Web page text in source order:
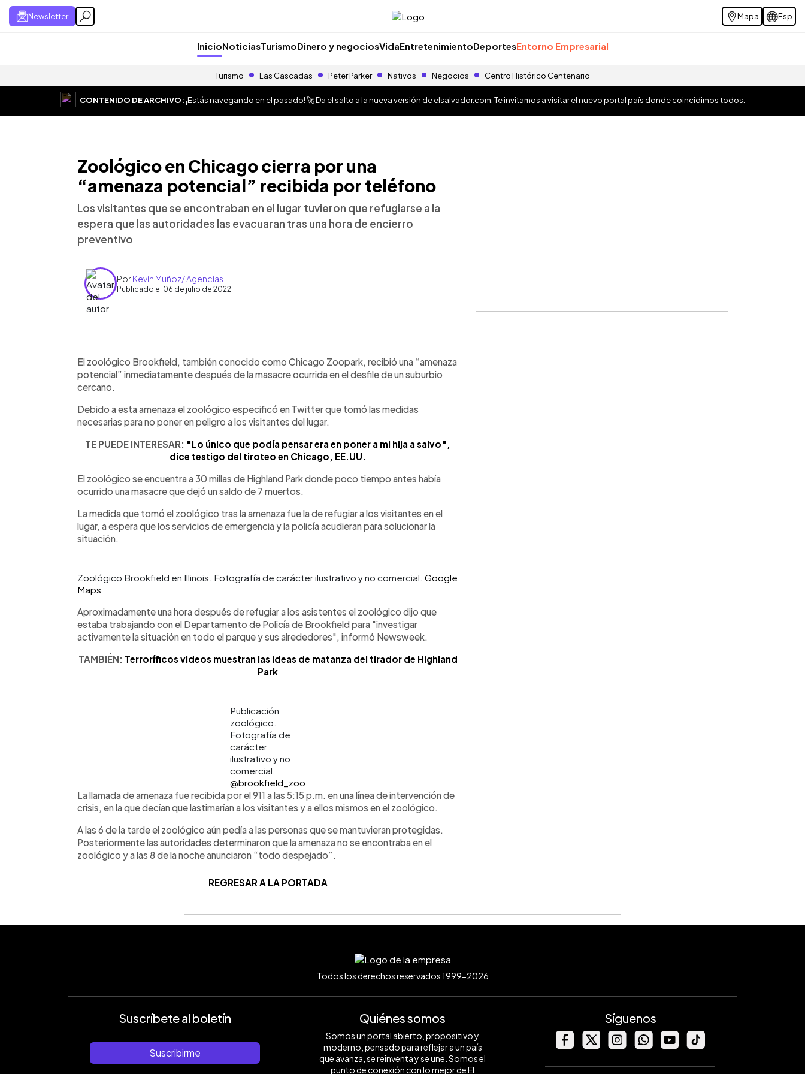
Newsletter Mapa Esp
InicioNoticiasTurismoDinero y negociosVidaEntretenimientoDeportesEntorno Empresarial
Turismo Las Cascadas Peter Parker Nativos Negocios Centro Histórico Centenario
CONTENIDO DE ARCHIVO:¡Estás navegando en el pasado! 🚀 Da el salto a la nueva versión deelsalvador.com . Te invitamos a visitar el nuevo portal país donde coincidimos todos.
Zoológico en Chicago cierra por una
“amenaza potencial” recibida por teléfono
Los visitantes que se encontraban en el lugar tuvieron que refugiarse a la
espera que las autoridades las evacuaran tras una hora de encierro
preventivo
PorKevin Muñoz/ Agencias
Publicado el 06 de julio de 2022
► Escuchar artículo
El zoológico Brookfield, también conocido como Chicago Zoopark, recibió una “amenaza
potencial” inmediatamente después de la masacre ocurrida en el desfile de un suburbio
cercano.
Debido a esta amenaza el zoológico especificó en Twitter que tomó las medidas
necesarias para no poner en peligro a los visitantes del lugar.
TE PUEDE INTERESAR: "Lo único que podía pensar era en poner a mi hija a salvo",
dice testigo del tiroteo en Chicago, EE.UU.
El zoológico se encuentra a 30 millas de Highland Park donde poco tiempo antes había
ocurrido una masacre que dejó un saldo de 7 muertos.
La medida que tomó el zoológico tras la amenaza fue la de refugiar a los visitantes en el
lugar, a espera que los servicios de emergencia y la policía acudieran para solucionar la
situación.
Zoológico Brookfield en Illinois. Fotografía de carácter ilustrativo y no comercial. Google
Maps
Aproximadamente una hora después de refugiar a los asistentes el zoológico dijo que
estaba trabajando con el Departamento de Policía de Brookfield para "investigar
activamente la situación en todo el parque y sus alrededores", informó Newsweek.
TAMBIÉN: Terroríficos videos muestran las ideas de matanza del tirador de Highland
Park
Publicación
zoológico.
Fotografía de
carácter
ilustrativo y no
comercial.
@brookfield_zoo
La llamada de amenaza fue recibida por el 911 a las 5:15 p.m. en una línea de intervención de
crisis, en la que decían que lastimarían a los visitantes y a ellos mismos en el zoológico.
A las 6 de la tarde el zoológico aún pedía a las personas que se mantuvieran protegidas.
Posteriormente las autoridades determinaron que la amenaza no se encontraba en el
zoológico y a las 8 de la noche anunciaron “todo despejado”.
REGRESAR A LA PORTADA
Todos los derechos reservados 1999-2026
Suscríbete al boletín
Suscribirme
Quiénes somos
Somos un portal abierto, propositivo y
moderno, pensado para reflejar a un país
que avanza, se reinventa y se une. Somos el
punto de conexión con lo mejor de El
Síguenos